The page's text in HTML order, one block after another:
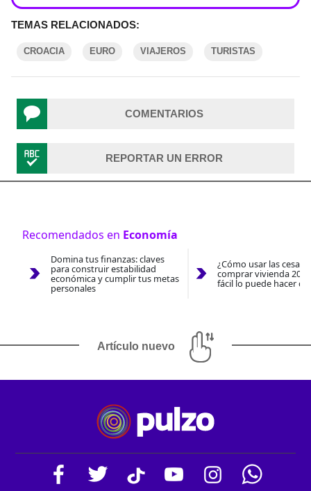
TEMAS RELACIONADOS:
CROACIA EURO VIAJEROS TURISTAS
COMENTARIOS
REPORTAR UN ERROR
Recomendados en Economía
Domina tus finanzas: claves
para construir estabilidad
económica y cumplir tus metas
personales
¿Cómo usar las
comprar vivienda
fácil lo puede hacer
Artículo nuevo